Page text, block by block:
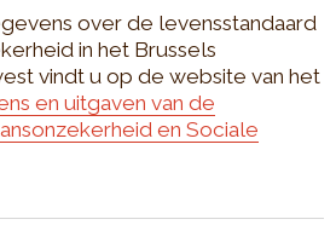
over de levensstandaard
in het Brussels
vindt u op de website van het
en uitgaven van de
en Sociale